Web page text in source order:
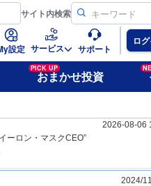
サイト内検索
設定 サービス サポート
ロ
PICK UP
おまかせ投資
2026-08-06
ーロン・マスクCEO”
2024/